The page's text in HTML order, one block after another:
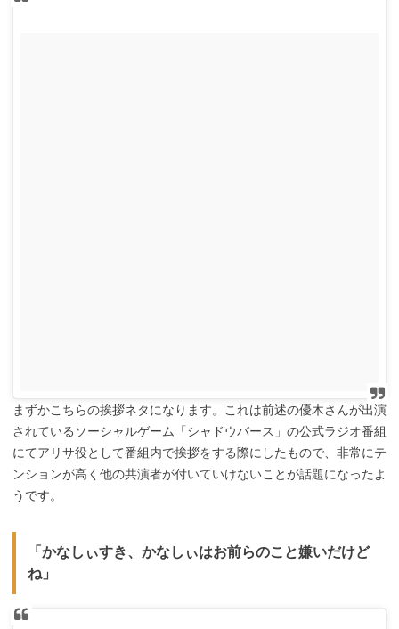
まずかこちらの挨拶ネタになります。これは前述の優木さんが出演
されているソーシャルゲーム「シャドウバース」の公式ラジオ番組
にてアリサ役として番組内で挨拶をする際にしたもので、非常にテ
ンションが高く他の共演者が付いていけないことが話題になったよ
うです。
「かなしぃすき、かなしぃはお前らのこと嫌いだけど
ね」